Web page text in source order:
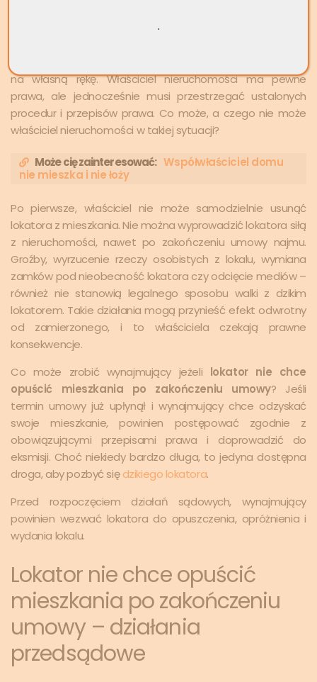
na własną rękę. Właściciel nieruchomości ma pewne
prawa, ale jednocześnie musi przestrzegać ustalonych
procedur i przepisów prawa. Co może, a czego nie może
właściciel nieruchomości w takiej sytuacji?
Może cię zainteresować: Współwłaściciel domu
nie mieszka i nie łoży
Po pierwsze, właściciel nie może samodzielnie usunąć
lokatora z mieszkania. Nie można wyprowadzić lokatora siłą
z nieruchomości, nawet po zakończeniu umowy najmu.
Groźby, wyrzucenie rzeczy osobistych z lokalu, wymiana
zamków pod nieobecność lokatora czy odcięcie mediów –
również nie stanowią legalnego sposobu walki z dzikim
lokatorem. Takie działania mogą przynieść efekt odwrotny
od zamierzonego, i to właściciela czekają prawne
konsekwencje.
Co może zrobić wynajmujący jeżeli lokator nie chce
opuścić mieszkania po zakończeniu umowy? Jeśli
termin umowy już upłynął i wynajmujący chce odzyskać
swoje mieszkanie, powinien postępować zgodnie z
obowiązującymi przepisami prawa i doprowadzić do
eksmisji. Choć niekiedy bardzo długa, to jedyna dostępna
droga, aby pozbyć siędzikiego lokatora.
Przed rozpoczęciem działań sądowych, wynajmujący
powinien wezwać lokatora do opuszczenia, opróżnienia i
wydania lokalu.
Lokator nie chce opuścić
mieszkania po zakończeniu
umowy – działania
przedsądowe
.